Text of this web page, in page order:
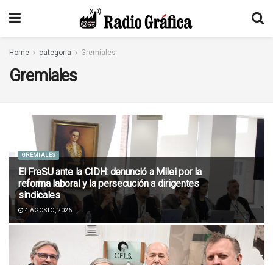
Home categoria Gremiales
Gremiales
GREMIALES
El FreSU ante la CIDH: denunció a Milei por la
reforma laboral y la persecución a dirigentes
sindicales
4 AGOSTO, 2026